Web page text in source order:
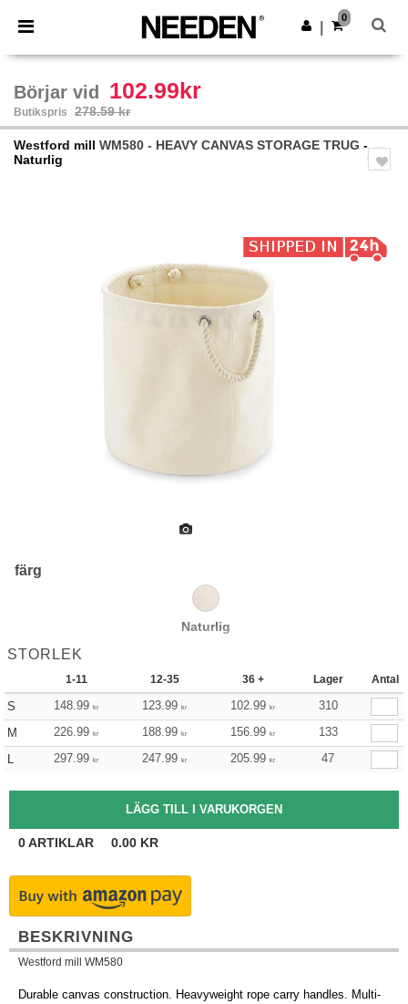
× Needen-app
Bättre priser i appen!
Hämta app
0
Börjar vid 102.99kr
Butikspris 278.59 kr
Westford mill WM580 - HEAVY CANVAS STORAGE TRUG -
Naturlig
färg
Naturlig
STORLEK
1-11 12-35 36 + Lager Antal
S 148.99 kr 123.99 kr 102.99 kr
310
M
226.99 kr 188.99 kr 156.99 kr
133
L
297.99 kr 247.99 kr 205.99 kr 47
0ARTIKLAR 0.00 KR
BESKRIVNING
Westford mill WM580
Durable canvas construction. Heavyweight rope carry handles. Multi-